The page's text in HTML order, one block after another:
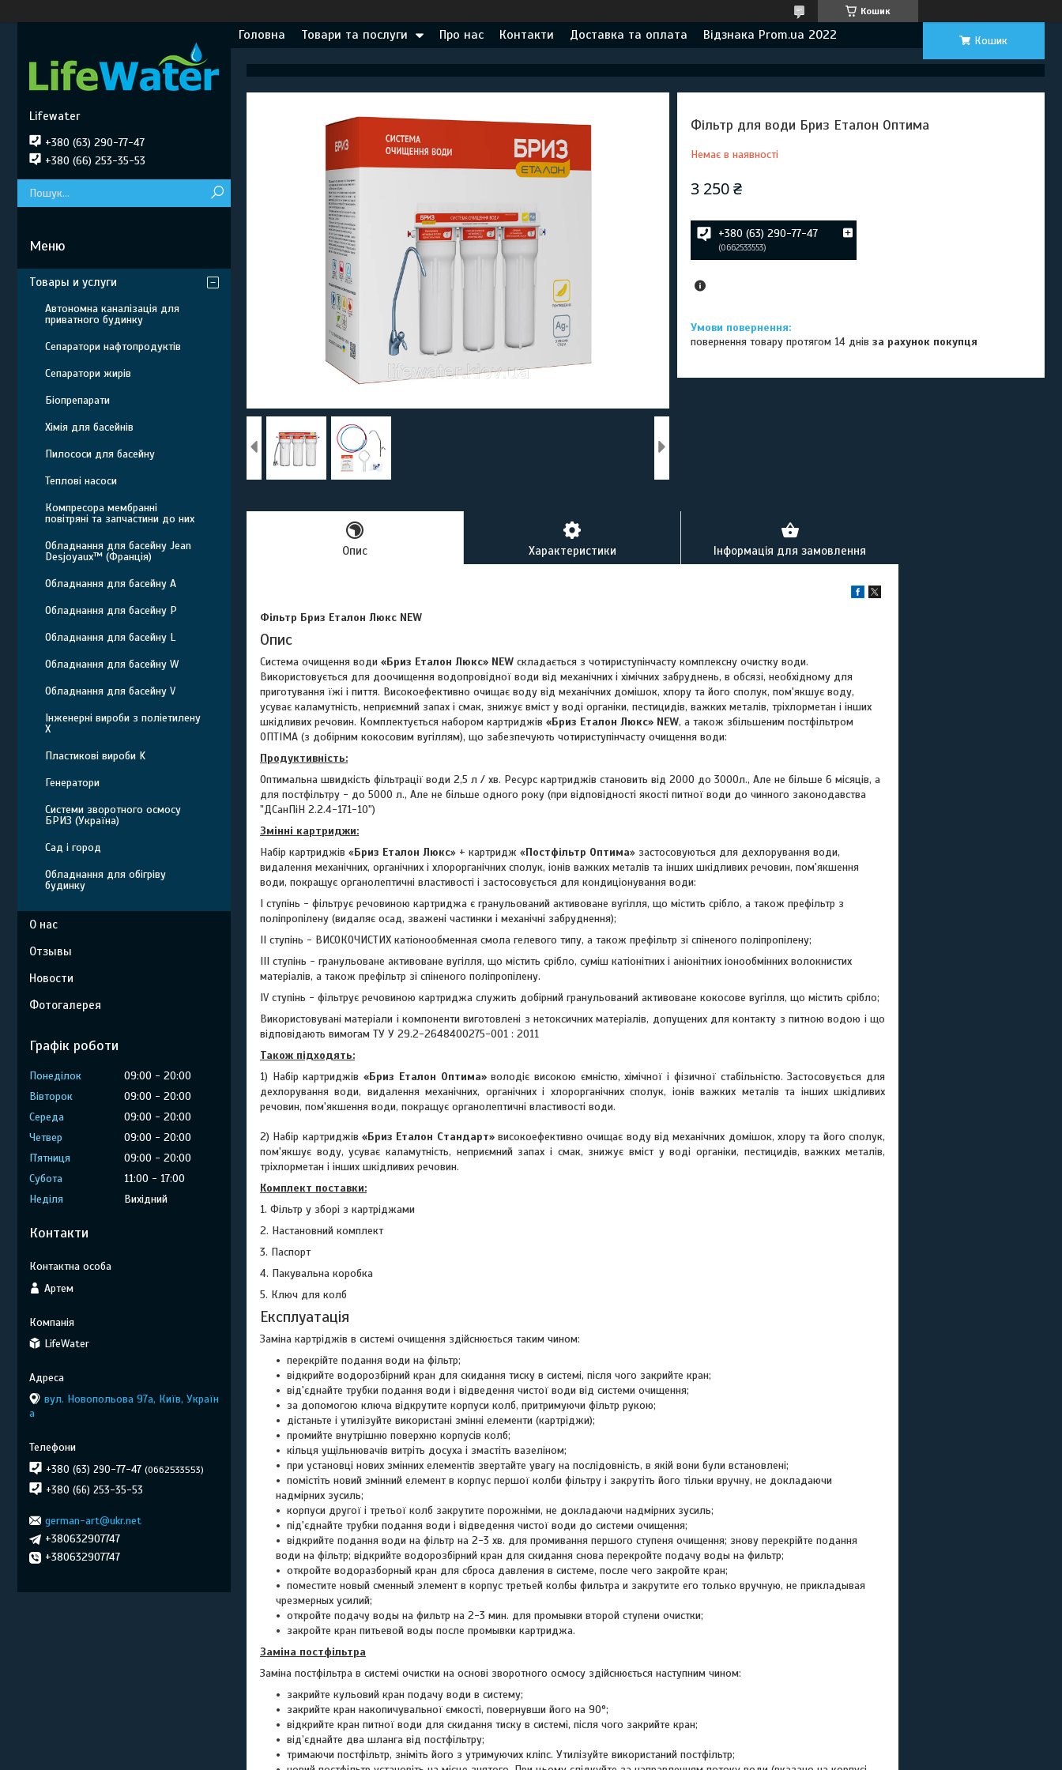
Кошик
Головна Товари та послуги Про нас Контакти Доставка та оплата Відзнака Prom.ua 2022 Кошик
Фільтр для води Бриз Еталон Оптима
Немає в наявності
3 250 ₴
+380 (63) 290-77-47
0662533553
повернення товару протягом 14 днівза рахунок покупця
Опис Характеристики Інформація для замовлення
Фiльтр Бриз Eталон Люкс NEW
Опис
Система очищення води «Бриз Еталон Люкс» NEW складається з чотириступінчасту комплексну очистку води.
Використовується для доочищення водопровідної води від механічних і хімічних забруднень, в обсязі, необхідному для
приготування їжі і пиття. Високоефективно очищає воду від механічних домішок, хлору та його сполук, пом'якшує воду,
усуває каламутність, неприємний запах і смак, знижує вміст у воді органіки, пестицидів, важких металів, тріхлорметан і інших
шкідливих речовин. Комплектується набором картриджів «Бриз Еталон Люкс» NEW, а також збільшеним постфільтром
ОПТІМА (з добірним кокосовим вугіллям), що забезпечують чотириступінчасту очищення води:
Продуктивність:
Оптимальна швидкість фільтрації води 2,5 л / хв. Ресурс картриджів становить від 2000 до 3000л., Але не більше 6 місяців, а
для постфільтру - до 5000 л., Але не більше одного року (при відповідності якості питної води до чинного законодавства
"ДСанПіН 2.2.4-171-10")
Змінні картриджи:
Набір картриджів «Бриз Еталон Люкс» + картридж «Постфільтр Оптима» застосовуються для дехлорування води,
видалення механічних, органічних і хлорорганічних сполук, іонів важких металів та інших шкідливих речовин, пом'якшення
води, покращує органолептичні властивості і застосовується для кондиціонування води:
I ступінь - фільтрує речовиною картриджа є гранульований активоване вугілля, що містить срібло, а також префільтр з
поліпропілену (видаляє осад, зважені частинки і механічні забруднення);
II ступінь - ВИСОКОЧИСТИХ катіонообменная смола гелевого типу, а також префільтр зі спіненого поліпропілену;
III ступінь - гранульоване активоване вугілля, що містить срібло, суміш катіонітних і аніонітних іонообмінних волокнистих
матеріалів, а також префільтр зі спіненого поліпропілену.
IV ступінь - фільтрує речовиною картриджа служить добірний гранульований активоване кокосове вугілля, що містить срібло;
Використовувані матеріали і компоненти виготовлені з нетоксичних матеріалів, допущених для контакту з питною водою і що
відповідають вимогам ТУ У 29.2-2648400275-001 : 2011
Також підходять:
1) Набір картриджів«Бриз Еталон Оптима»володіє високою ємністю, хімічної і фізичної стабільністю. Застосовується для
дехлорування води, видалення механічних, органічних і хлорорганічних сполук, іонів важких металів та інших шкідливих
речовин, пом'якшення води, покращує органолептичні властивості води.
2) Набір картриджів «Бриз Еталон Стандарт»високоефективно очищає воду від механічних домішок, хлору та його сполук,
пом'якшує воду, усуває каламутність, неприємний запах і смак, знижує вміст у воді органіки, пестицидів, важких металів,
тріхлорметан і інших шкідливих речовин.
Комплект поставки:
1. Фільтр у зборі з картріджами
2. Настановний комплект
3. Паспорт
4. Пакувальна коробка
5. Ключ для колб
Експлуатація
Заміна картріджів в системі очищення здійснюється таким чином:
перекрійте подання води на фільтр;
відкрийте водорозбірний кран для скидання тиску в системі, після чого закрийте кран;
від'єднайте трубки подання води і відведення чистої води від системи очищення;
за допомогою ключа відкрутите корпуси колб, притримуючи фільтр рукою;
дістаньте і утилізуйте використані змінні елементи (картріджи);
промийте внутрішню поверхню корпусів колб;
кільця ущільнювачів витріть досуха і змастіть вазеліном;
при установці нових змінних елементів звертайте увагу на послідовність, в якій вони були встановлені;
помістіть новий змінний елемент в корпус першої колби фільтру і закрутіть його тільки вручну, не докладаючи
надмірних зусиль;
корпуси другої і третьої колб закрутите порожніми, не докладаючи надмірних зусиль;
під'єднайте трубки подання води і відведення чистої води до системи очищення;
відкрийте подання води на фільтр на 2-3 хв. для промивання першого ступеня очищення; знову перекрійте подання
води на фільтр; відкрийте водорозбірний кран для скидання снова перекройте подачу воды на фильтр;
откройте водоразборный кран для сброса давления в системе, после чего закройте кран;
поместите новый сменный элемент в корпус третьей колбы фильтра и закрутите его только вручную, не прикладывая
чрезмерных усилий;
откройте подачу воды на фильтр на 2-3 мин. для промывки второй ступени очистки;
закройте кран питьевой воды после промывки картриджа.
Заміна постфільтра
Заміна постфільтра в системі очистки на основі зворотного осмосу здійснюється наступним чином:
закрийте кульовий кран подачу води в систему;
закрийте кран накопичувальної ємкості, повернувши його на 90°;
відкрийте кран питної води для скидання тиску в системі, після чого закрийте кран;
від’єднайте два шланга від постфільтру;
тримаючи постфільтр, зніміть його з утримуючих кліпс. Утилізуйте використаний постфільтр;
Lifewater
+380 (63) 290-77-47
+380 (66) 253-35-53
Товары и услуги
Автономна каналізація для
приватного будинку
Сепаратори нафтопродуктів
Сепаратори жирів
Біопрепарати
Хімія для басейнів
Пилососи для басейну
Теплові насоси
Компресора мембранні
повітряні та запчастини до них
Обладнання для басейну Jean
Desjoyaux™ (Франція)
Обладнання для басейну A
Обладнання для басейну P
Обладнання для басейну L
Обладнання для басейну W
Обладнання для басейну V
Інженерні вироби з поліетилену
Х
Пластикові вироби K
Генератори
Системи зворотного осмосу
БРИЗ (Україна)
Сад і город
Обладнання для обігріву
будинку
О нас
Отзывы
Новости
Фотогалерея
Графік роботи
Понеділок 09:00
20:00
Вівторок
09:00
20:00
Середа
09:00
20:00
Четвер
09:00
20:00
Пʼятниця
09:00
20:00
Субота
11:00
17:00
Неділя
Вихідний
Контакти
Артем
LifeWater
вул. Новопольова 97а, Київ, Україн
а
+380 (63) 290-77-47 0662533553
+380 (66) 253-35-53
german-art@ukr.net
+380632907747
+380632907747